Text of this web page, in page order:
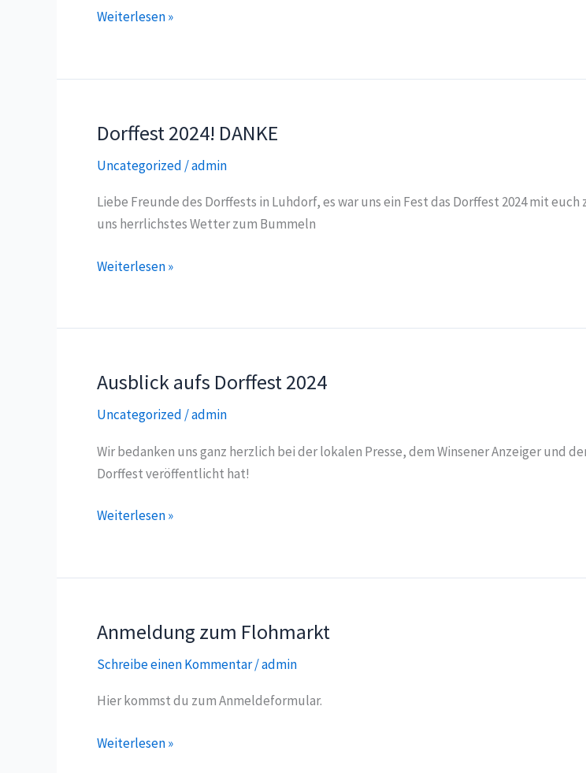
Dorffest
am
Weiterlesen »
Dorffest 2024! DANKE
Uncategorized /admin
Liebe Freunde des Dorffests in Luhdorf, es war uns ein Fest das Dorffest 2024 mit
uns herrlichstes Wetter zum Bummeln
Dorffest
Weiterlesen »
Ausblick aufs Dorffest 2024
Uncategorized/admin
Wir bedanken uns ganz herzlich bei der lokalen Presse, dem Winsener Anzeiger und
Dorffest veröffentlicht hat!
Ausblick
2024
Weiterlesen »
Anmeldung zum Flohmarkt
Schreibe einen Kommentar/admin
Hier kommst du zum Anmeldeformular.
Anmeldung
Weiterlesen »